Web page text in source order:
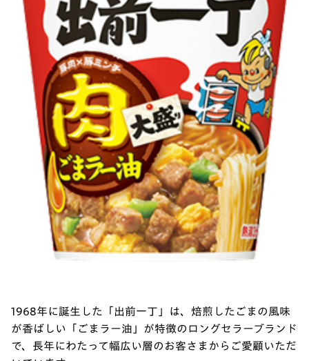
1968年に誕生した「出前一丁」は、焙煎したごまの風味
が香ばしい「ごまラー油」が特徴のロングセラーブランド
で、長年にわたって幅広い層のお客さまからご愛顧いただ